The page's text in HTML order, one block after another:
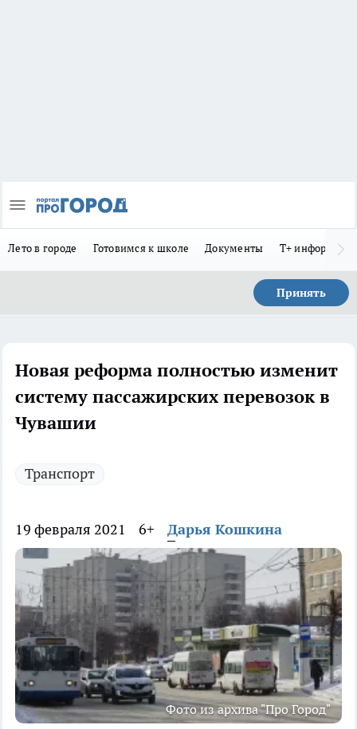
Лето в городе Готовимся к школе Документы Т+
Принять
Новая реформа полностью изменит
систему пассажирских перевозок в
Чувашии
Транспорт
19 февраля 2021 6+ Дарья Кошкина
Фото из архива "Про Город"